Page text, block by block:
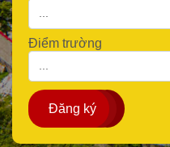
Điểm trường
Đăng ký